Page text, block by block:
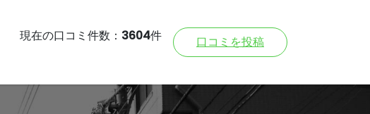
現在の口コミ件数： 3604件 口コミを投稿